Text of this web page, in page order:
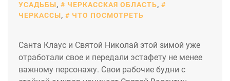
УСАДЬБЫ, ЧЕРКАССКАЯ ОБЛАСТЬ,
ЧЕРКАССЫ, ЧТО ПОСМОТРЕТЬ
Санта Клаус и Святой Николай этой зимой уже
отработали свое и передали эстафету не менее
важному персонажу. Свои рабочие будни с